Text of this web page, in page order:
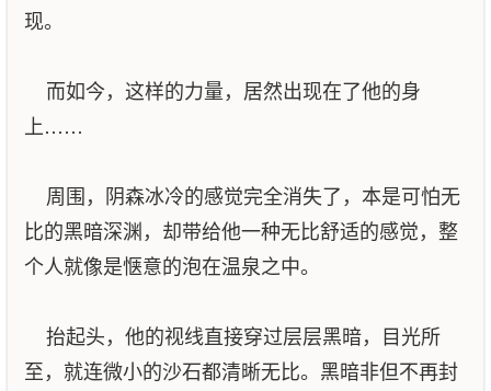
现。
而如今，这样的力量，居然出现在了他的身
上……
周围，阴森冰冷的感觉完全消失了，本是可怕无
比的黑暗深渊，却带给他一种无比舒适的感觉，整
个人就像是惬意的泡在温泉之中。
抬起头，他的视线直接穿过层层黑暗，目光所
至，就连微小的沙石都清晰无比。黑暗非但不再封